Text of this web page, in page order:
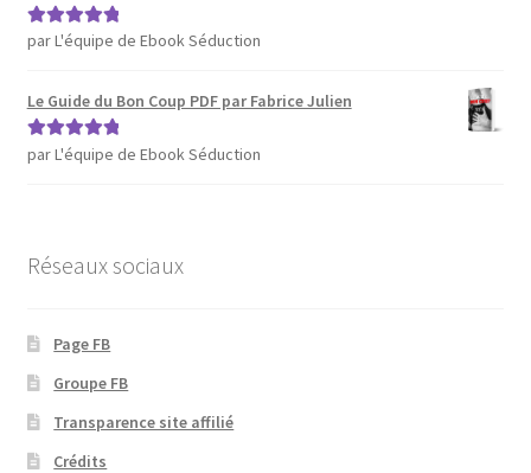
Note5sur 5
par L'équipe de Ebook Séduction
Le Guide du Bon Coup PDF par Fabrice Julien
Note5sur 5
par L'équipe de Ebook Séduction
Réseaux sociaux
Page FB
Groupe FB
Transparence site affilié
Crédits